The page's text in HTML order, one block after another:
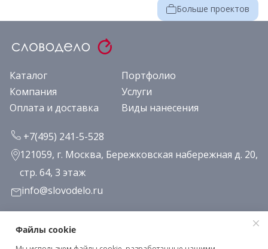
Больше проектов
Каталог
Портфолио
Компания
Услуги
Оплата и доставка
Виды нанесения
+7(495) 241-5-528
121059, г. Москва, Бережковская набережная д. 20,
стр. 64, 3 этаж
info@slovodelo.ru
Заказать звонок
Файлы cookie